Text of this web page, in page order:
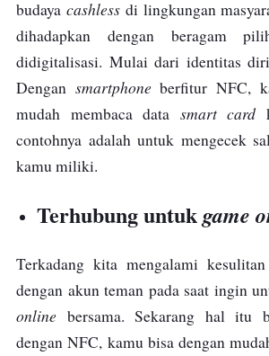
budaya cashlessdi lingkungan
dihadapkan dengan beragam
didigitalisasi. Mulai dari identitas
Dengan smartphone berfitur NFC,
mudah membaca data smart card
contohnya adalah untuk mengecek
kamu miliki.
Terhubung untukgame
Terkadang kita mengalami
dengan akun teman pada saat ingin
online bersama. Sekarang hal itu
dengan NFC, kamu bisa dengan